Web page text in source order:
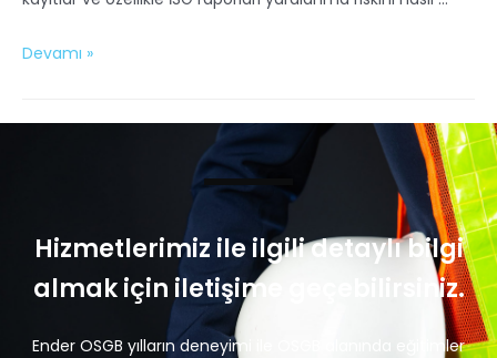
Devamı »
Hizmetlerimiz ile ilgili detaylı bilgi
almak için iletişime geçebilirsiniz.
Ender OSGB yılların deneyimi ile OSGB alanında eğitimler